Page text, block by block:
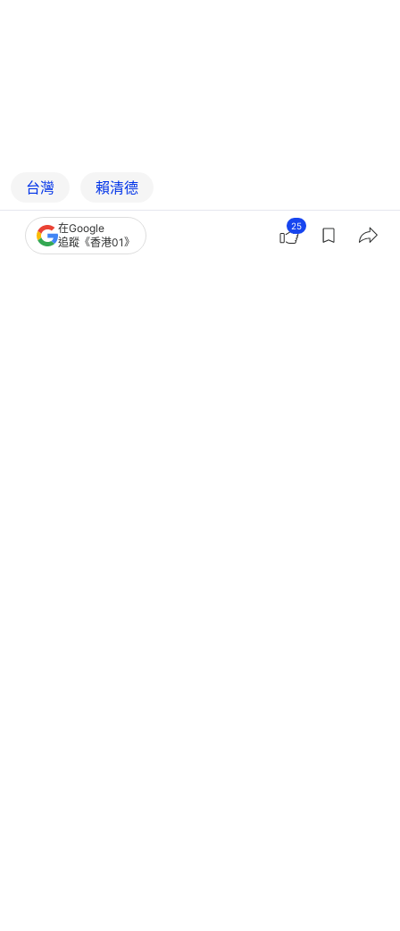
台灣 賴清德
4
在Google
追蹤《香港01》
25